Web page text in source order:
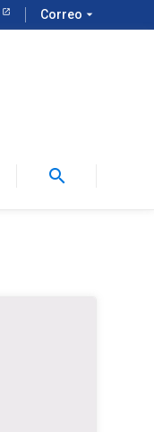
Correo arrow_drop_down
search